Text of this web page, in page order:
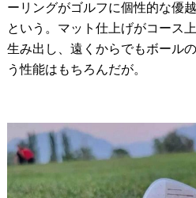
ーリングがゴルフに個性的な優
という。マット仕上げがコース
生み出し、遠くからでもボール
う性能はもちろんだが。